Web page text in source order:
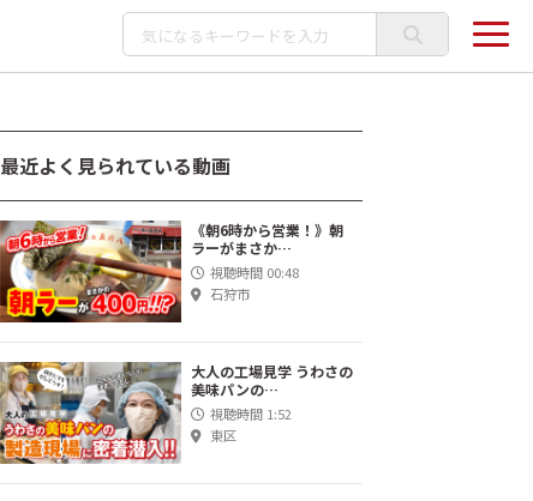
最近よく見られている動画
《朝6時から営業！》朝
ラーがまさか…
視聴時間 00:48
石狩市
大人の工場見学 うわさの
美味パンの…
視聴時間 1:52
東区